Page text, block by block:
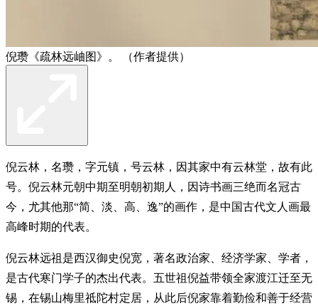
倪瓒《疏林远岫图》。 （作者提供）
倪云林，名瓒，字元镇，号云林，因其家中有云林堂，故有此
号。倪云林元朝中期至明朝初期人，因诗书画三绝而名冠古
今，尤其他那“简、淡、高、逸”的画作，是中国古代文人画最
高峰时期的代表。
倪云林远祖是西汉御史倪宽，著名政治家、经济学家、学者，
是古代寒门学子的杰出代表。五世祖倪益带领全家渡江迁至无
锡，在锡山梅里祗陀村定居，从此后倪家靠着勤俭和善于经营